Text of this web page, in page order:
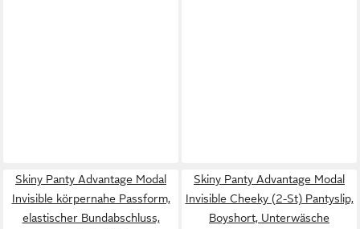
Skiny Panty Advantage Modal
Invisible körpernahe Passform,
elastischer Bundabschluss,
Skiny Panty Advantage Modal
Invisible Cheeky (2-St) Pantyslip,
Boyshort, Unterwäsche